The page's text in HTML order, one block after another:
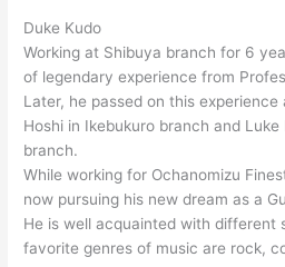
Duke Kudo
Working at Shibuya branch for 6
of legendary experience from
Later, he passed on this
Hoshi in Ikebukuro branch and Luke
branch.
While working for Ochanomizu
now pursuing his new dream as a
He is well acquainted with different
favorite genres of music are rock,